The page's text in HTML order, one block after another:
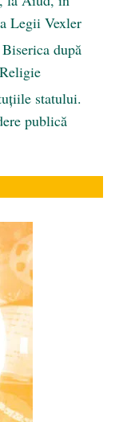
Legii Vexler
după
statului.
publică